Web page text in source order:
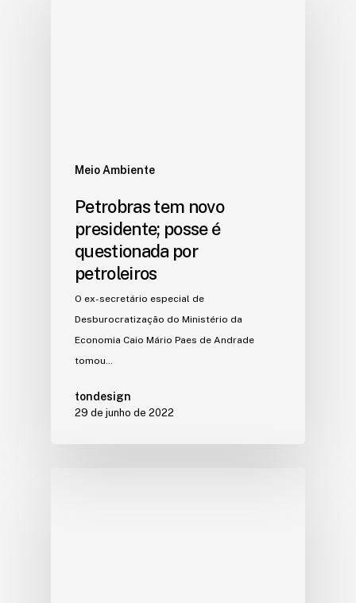
Meio Ambiente
Petrobras tem novo
presidente; posse é
questionada por
petroleiros
O ex-secretário especial de
Desburocratização do Ministério da
Economia Caio Mário Paes de Andrade
tomou…
tondesign
29 de junho de 2022